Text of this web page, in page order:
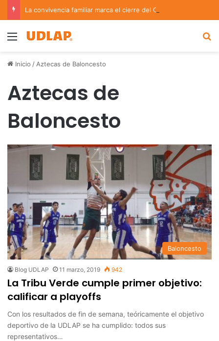
Menu
Inicio / Aztecas de Baloncesto
Aztecas de
Baloncesto
Baloncesto
Blog UDLAP 11 marzo, 2019 942
La Tribu Verde cumple primer objetivo:
calificar a playoffs
Con los resultados de fin de semana, teóricamente el objetivo
deportivo de la UDLAP se ha cumplido: todos sus
representativos…